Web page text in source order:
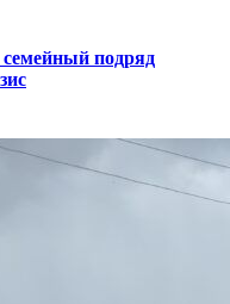
семейный подряд